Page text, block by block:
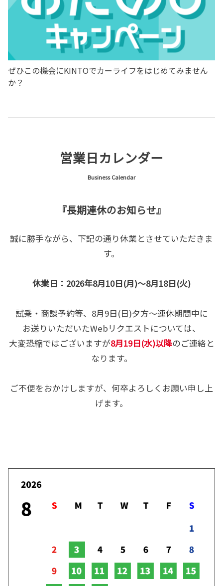
新型 ハイラックス 登場！
キレ味あふれる逞しさが、自由なライフスタイルを際立て
る！装いも新たにハイラックスがデビューしました！
2026-05-14
ランドクルーザー“FJ”デビュー！
扱いやすいサイズ！より気軽に「移動の自由」を提供するラ
詳しくはこちら
2026-04-10
もっと家族を楽しめる。もっと家族を発見できる。ノアが一
▶トヨタ自動車 お客様相談センター
0800-700-7700
ご不便をおかけいたしますが
何卒ご理解くださいます様お願い申し上げます。
－関連情報－
プルトップやアルミ缶の収集(収集量約1,225kg)と弊社社員
からの寄付金をあわせ車椅子10台を購入し、山梨県社会福祉
トヨタソーシャルフェス2024
2024/10/19(土)富士山麓にて開催されたトヨタソーシャルフ
ェスに参加いたしました！
詳しくはこちら
ぜひこの機会にKINTOでカーライフをはじめてみません
か？
営業日カレンダー
Business Calendar
『長期連休のお知らせ』
誠に勝手ながら、下記の通り休業とさせていただきま
す。
休業日：2026年8月10日(月)～8月18日(火)
試乗・商談予約等、8月9日(日)夕方～連休期間中に
お送りいただいたWebリクエストについては、
大変恐縮ではございますが8月19日(水)以降のご連絡と
なります。
ご不便をおかけしますが、何卒よろしくお願い申し上
げます。